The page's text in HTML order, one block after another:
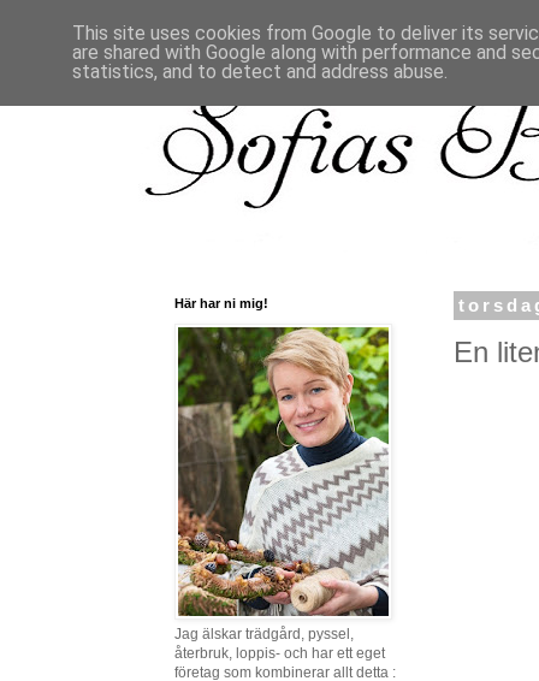
En
Här har ni mig!
Jag älskar trädgård, pyssel,
återbruk, loppis- och har ett eget
företag som kombinerar allt detta :
This site uses cookies from Google to deliver its
are shared with Google along with performance and
statistics, and to detect and address abuse.